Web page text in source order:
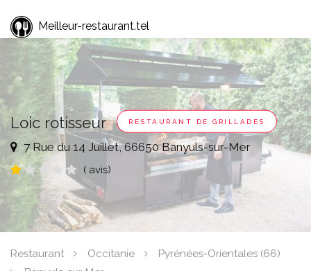
Meilleur-restaurant.tel
Loic rotisseur RESTAURANT DE GRILLADES
7 Rue du 14 Juillet, 66650 Banyuls-sur-Mer
( avis)
Restaurant Occitanie
Pyrénées-Orientales (66)